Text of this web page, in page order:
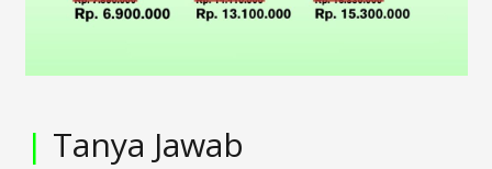
| Tanya Jawab